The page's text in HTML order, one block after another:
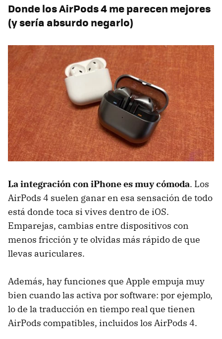
Donde los AirPods 4 me parecen mejores
(y sería absurdo negarlo)
La integración con iPhone es muy cómoda. Los
AirPods 4 suelen ganar en esa sensación de todo
está donde toca si vives dentro de iOS.
Emparejas, cambias entre dispositivos con
menos fricción y te olvidas más rápido de que
llevas auriculares.
Además, hay funciones que Apple empuja muy
bien cuando las activa por software: por ejemplo,
lo de la traducción en tiempo real que tienen
AirPods compatibles, incluidos los AirPods 4.